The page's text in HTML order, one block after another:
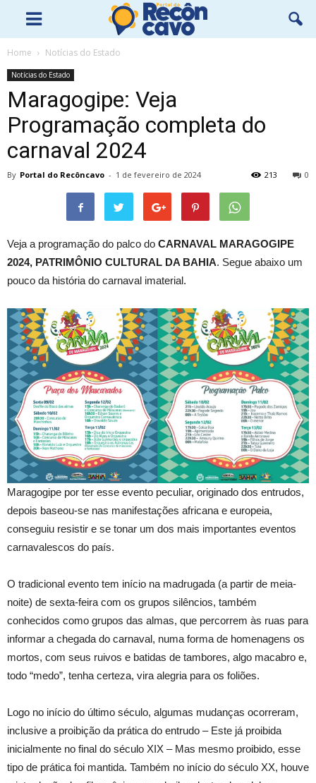
Home Notícias do Estado
Notícias do Estado
Maragogipe: Veja
Programação completa do
carnaval 2024
By Portal do Recôncavo - 1 de fevereiro de 2024 0
213
Veja a programação do palco do CARNAVAL MARAGOGIPE
2024, PATRIMÔNIO CULTURAL DA BAHIA. Segue abaixo um
pouco da história do carnaval imaterial.
Maragogipe por ter esse evento peculiar, originado dos entrudos,
depois baseou-se nas manifestações africana e europeia,
conseguiu resistir e se tonar um dos mais importantes eventos
carnavalescos do país.
O tradicional evento tem início na madrugada (a partir de meia-
noite) de sexta-feira com os grupos silêncios, também
conhecidos como grupos das almas, que percorrem às ruas para
informar a chegada do carnaval, numa forma de homenagens os
mortos, com seus ruivos e batidas de tambores, algo macabro e,
todo “medo”, tenha certeza, vira alegria para os foliões.
Logo no início do último século, algumas mudanças ocorreram,
inclusive a proibição da prática do entrudo – Este já proibida
inicialmente no final do século XIX – Mas mesmo proibido, esse
tipo de prática foi mantida. Também no início do século XX, houve